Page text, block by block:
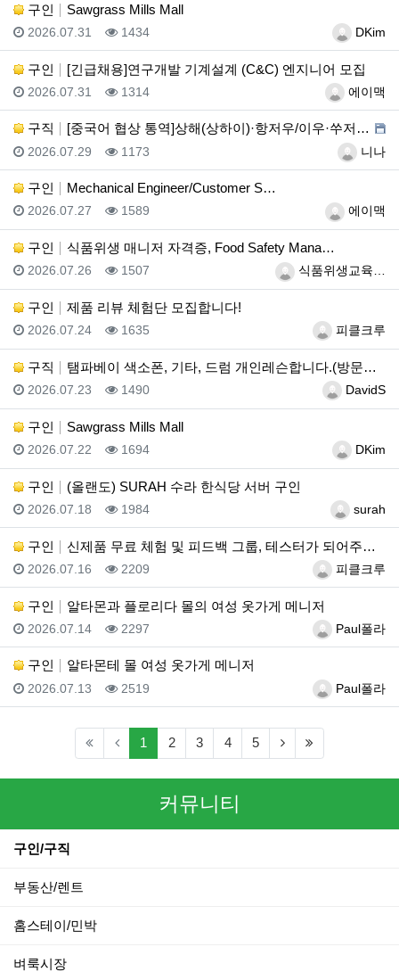
구인 Sawgrass Mills Mall
등록자DKim
등록일
2026.07.31 조회
1434
구인 [긴급채용]연구개발 기계설계 (C&C) 엔지니어 모집
등록자에이맥
등록일
2026.07.31 조회
1314
구직 [중국어 협상 통역]상해(상하이)·항저우/이우·쑤저우 …
등록자니나
등록일
2026.07.29 조회
1173
구인 Mechanical Engineer/Customer S…
등록자에이맥
등록일
2026.07.27 조회
1589
구인 식품위생 매니저 자격증, Food Safety Mana…
등록자식품위생교육…
등록일
2026.07.26 조회
1507
구인 제품 리뷰 체험단 모집합니다!
등록자피클크루
등록일
2026.07.24 조회
1635
구직 탬파베이 색소폰, 기타, 드럼 개인레슨합니다.(방문레슨…
등록자DavidS
등록일
2026.07.23 조회
1490
구인 Sawgrass Mills Mall
등록자DKim
등록일
2026.07.22 조회
1694
구인 (올랜도) SURAH 수라 한식당 서버 구인
등록자surah
등록일
2026.07.18 조회
1984
구인 신제품 무료 체험 및 피드백 그룹, 테스터가 되어주세요…
등록자피클크루
등록일
2026.07.16 조회
2209
구인 알타몬과 플로리다 몰의 여성 옷가게 메니저
등록자Paul폴라
등록일
2026.07.14 조회
2297
구인 알타몬테 몰 여성 옷가게 메니저
등록자Paul폴라
등록일
2026.07.13 조회
2519
1 (current)
2 3 4 5 (next)
커뮤니티
구인/구직
부동산/렌트
홈스테이/민박
벼룩시장